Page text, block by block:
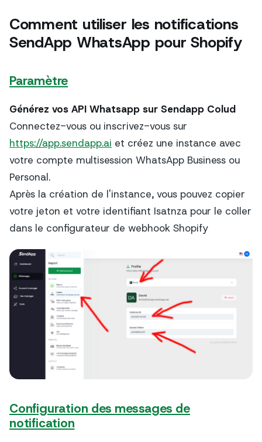
Comment utiliser les notifications
SendApp WhatsApp pour Shopify
Paramètre
Générez vos API Whatsapp sur Sendapp Colud
Connectez-vous ou inscrivez-vous sur
https://app.sendapp.ai et créez une instance avec
votre compte multisession WhatsApp Business ou
Personal.
Après la création de l'instance, vous pouvez copier
votre jeton et votre identifiant Isatnza pour le coller
dans le configurateur de webhook Shopify
Configuration des messages de
notification